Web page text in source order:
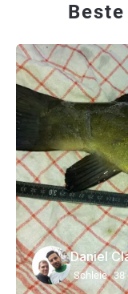
Daniel
Schleie 38